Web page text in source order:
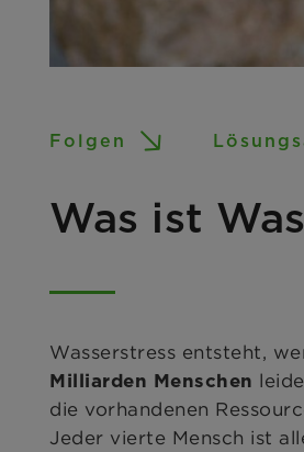
Folgen
Was ist
Wasserstress entsteht,
Milliarden Menschen
die vorhandenen
Jeder vierte Mensch ist